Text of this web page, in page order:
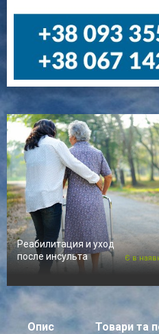
Реабилитация и уход
после инсульта
Є в
Опис Товари та